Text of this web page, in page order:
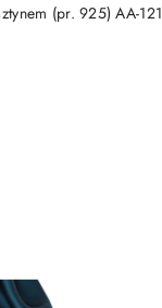
(pr. 925) AA-121